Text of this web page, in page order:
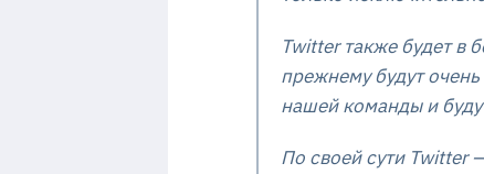
Twitter также будет в
прежнему будут
нашей команды и
По своей сути Twitter